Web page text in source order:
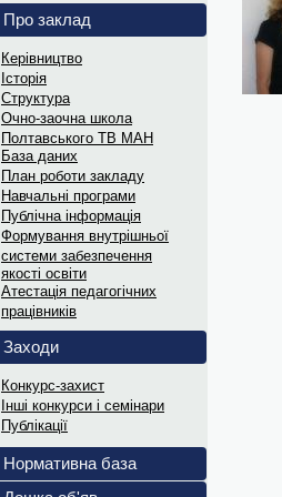
Науковий
В рамках відзначення Дня
Дипломи
Електронні варіанти
Витяги з
Витяги з ПРОТОКОЛІВ
Інформаційні
Український інститут...
Витяги з
Витяги з ПРОТОКОЛІВ
Про заклад
Керівництво
Історія
Структура
Oчно-заочна школа
Полтавського ТВ МАН
База даних
План роботи закладу
Навчальні програми
Публічна інформація
Формування внутрішньої
системи забезпечення
якості освіти
Атестація педагогічних
працівників
Заходи
Конкурс-захист
Інші конкурси і семінари
Публікації
Нормативна база